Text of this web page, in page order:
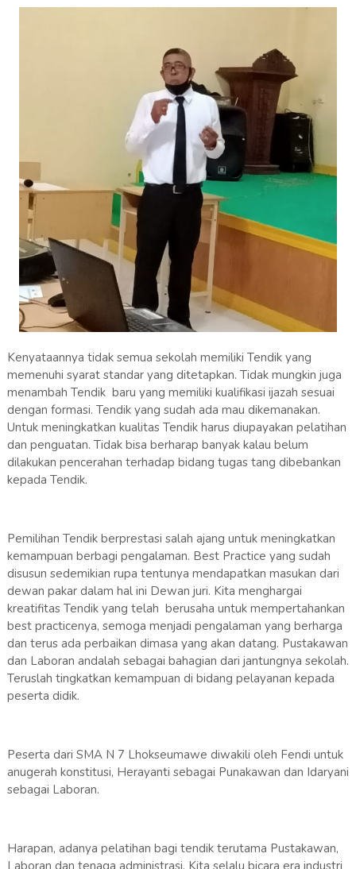
Kenyataannya tidak semua sekolah memiliki Tendik yang
memenuhi syarat standar yang ditetapkan. Tidak mungkin juga
menambah Tendik baru yang memiliki kualifikasi ijazah sesuai
dengan formasi. Tendik yang sudah ada mau dikemanakan.
Untuk meningkatkan kualitas Tendik harus diupayakan pelatihan
dan penguatan. Tidak bisa berharap banyak kalau belum
dilakukan pencerahan terhadap bidang tugas tang dibebankan
kepada Tendik.
Pemilihan Tendik berprestasi salah ajang untuk meningkatkan
kemampuan berbagi pengalaman. Best Practice yang sudah
disusun sedemikian rupa tentunya mendapatkan masukan dari
dewan pakar dalam hal ini Dewan juri. Kita menghargai
kreatifitas Tendik yang telah berusaha untuk mempertahankan
best practicenya, semoga menjadi pengalaman yang berharga
dan terus ada perbaikan dimasa yang akan datang. Pustakawan
dan Laboran andalah sebagai bahagian dari jantungnya sekolah.
Teruslah tingkatkan kemampuan di bidang pelayanan kepada
peserta didik.
Peserta dari SMA N 7 Lhokseumawe diwakili oleh Fendi untuk
anugerah konstitusi, Herayanti sebagai Punakawan dan Idaryani
sebagai Laboran.
Harapan, adanya pelatihan bagi tendik terutama Pustakawan,